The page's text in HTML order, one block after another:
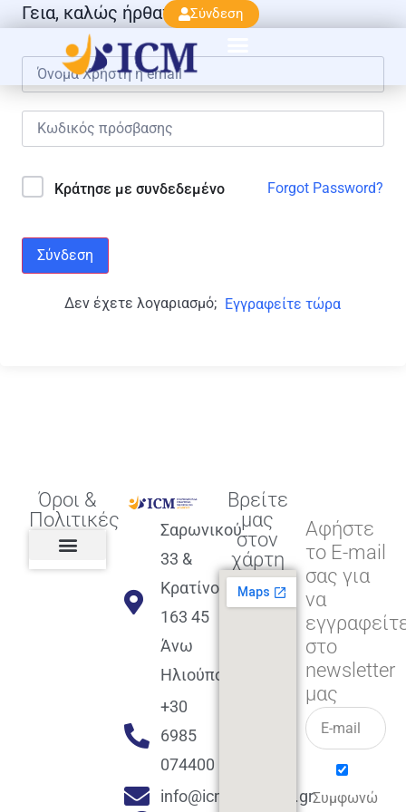
Σύνδεση
Γεια, καλώς ήρθατε πάλι!
Κράτησε με συνδεδεμένο Forgot Password?
Σύνδεση
Δεν έχετε λογαριασμό; Εγγραφείτε τώρα
Όροι &
Πολιτικές
Σαρωνικού
33 &
Κρατίνου
163 45
Άνω
Ηλιούπολη
+30
6985
074400
info@icmacademy.gr
Βρείτε
μας
στον
χάρτη
Αφήστε
το E-mail
σας για
να
στο
newsletter
μας
Συμφωνώ